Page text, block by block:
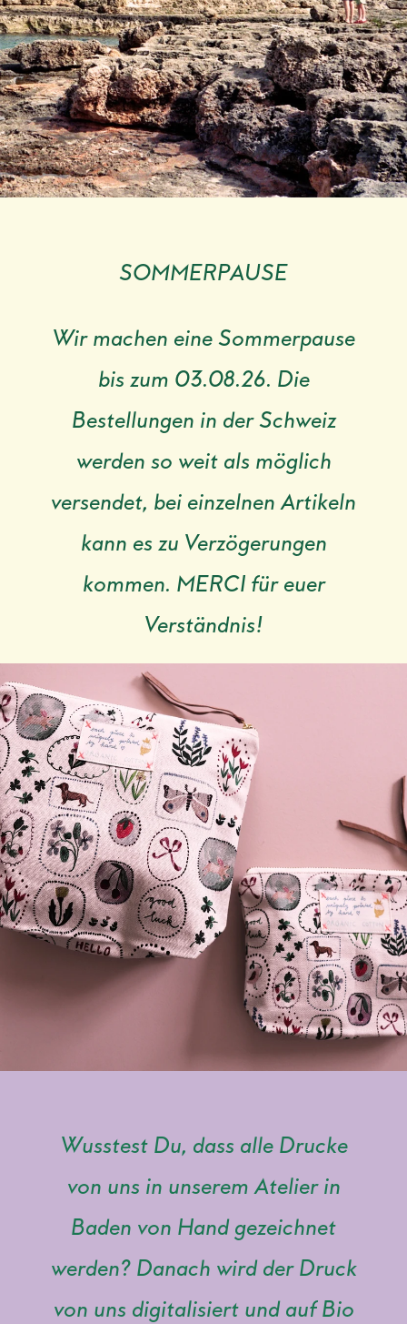
SOMMERPAUSE
Wir machen eine Sommerpause
bis zum 03.08.26. Die
Bestellungen in der Schweiz
werden so weit als möglich
versendet, bei einzelnen Artikeln
kann es zu Verzögerungen
kommen. MERCI für euer
Verständnis!
Wusstest Du, dass alle Drucke
von uns in unserem Atelier in
Baden von Hand gezeichnet
werden? Danach wird der Druck
von uns digitalisiert und auf Bio